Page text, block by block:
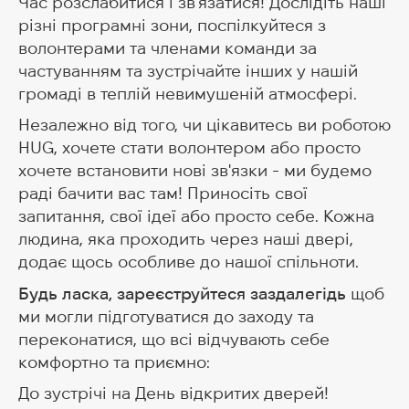
різні програмні зони, поспілкуйтеся з
волонтерами та членами команди за
частуванням та зустрічайте інших у нашій
громаді в теплій невимушеній атмосфері.
Незалежно від того, чи цікавитесь ви роботою
HUG, хочете стати волонтером або просто
хочете встановити нові зв'язки - ми будемо
раді бачити вас там! Приносіть свої
запитання, свої ідеї або просто себе. Кожна
людина, яка проходить через наші двері,
додає щось особливе до нашої спільноти.
Будь ласка, зареєструйтеся заздалегідь щоб
ми могли підготуватися до заходу та
переконатися, що всі відчувають себе
комфортно та приємно:
До зустрічі на День відкритих дверей!